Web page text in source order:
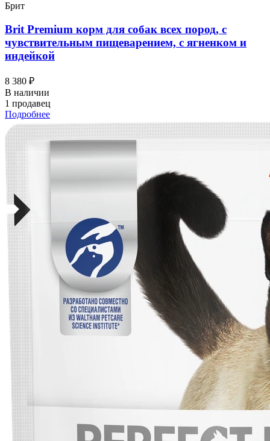
Брит
Brit Premium корм для собак всех пород, с
чувствительным пищеварением, с ягненком и
индейкой
8 380 ₽
В наличии
1 продавец
Подробнее